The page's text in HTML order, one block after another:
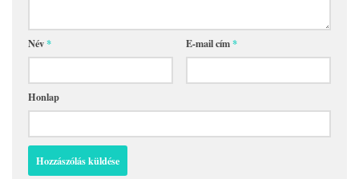
Név* E-mail cím*
Honlap